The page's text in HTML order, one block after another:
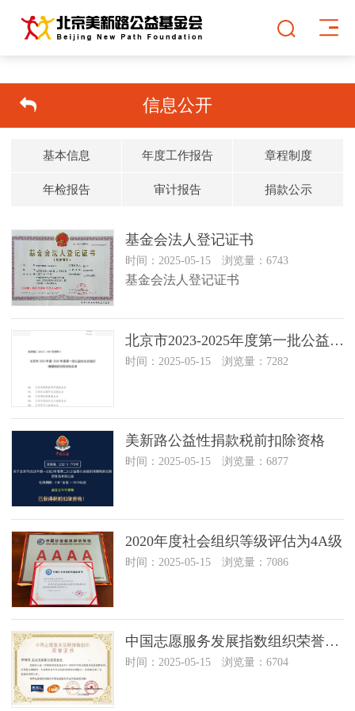
信息公开
基本信息 年度工作报告 章程制度
年检报告 审计报告 捐款公示
基金会法人登记证书
时间：2025-05-15 浏览量：6743
基金会法人登记证书
北京市2023-2025年度第一批公益性社会组织捐赠税前扣除资格
时间：2025-05-15 浏览量：7282
美新路公益性捐款税前扣除资格
时间：2025-05-15 浏览量：6877
2020年度社会组织等级评估为4A级
时间：2025-05-15 浏览量：7086
中国志愿服务发展指数组织荣誉证书
时间：2025-05-15 浏览量：6704